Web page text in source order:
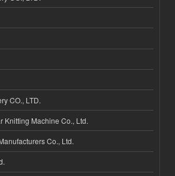
CO., LTD.
Knitting Machine Co., Ltd.
Co., Ltd.